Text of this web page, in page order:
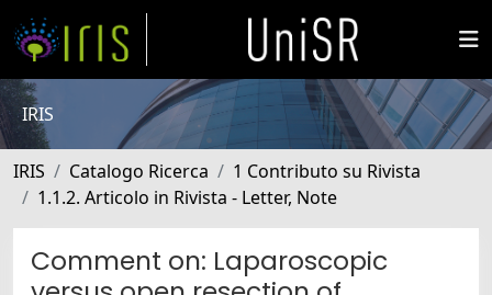
IRIS
IRIS Catalogo Ricerca
1 Contributo su Rivista
1.1.2. Articolo in Rivista - Letter, Note
Comment on: Laparoscopic